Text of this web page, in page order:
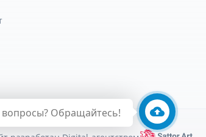
вопросы? Обращайтесь!